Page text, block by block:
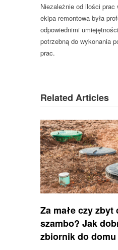
Niezależnie od ilości prac
ekipa remontowa była
odpowiednimi
potrzebną do wykonania
prac.
Related Articles
Za małe czy zbyt
szambo? Jak
zbiornik do domu